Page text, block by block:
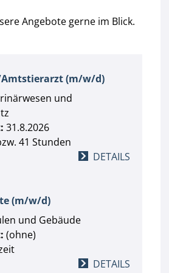
Angebote gerne im Blick.
(m/w/d)
und
31.8.2026
41 Stunden
DETAILS
(m/w/d)
und Gebäude
(ohne)
DETAILS